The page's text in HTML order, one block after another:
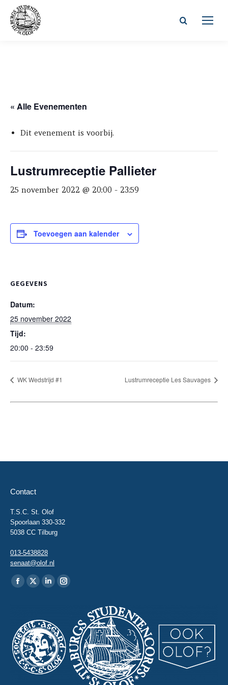
Zoeken:
« Alle Evenementen
Dit evenement is voorbij.
Lustrumreceptie Pallieter
25 november 2022 @ 20:00 - 23:59
Toevoegen aan kalender
GEGEVENS
Datum:
25 november 2022
Tijd:
20:00 - 23:59
WK Wedstrijd #1 Lustrumreceptie Les Sauvages
Contact
T.S.C. St. Olof
Spoorlaan 330-332
5038 CC Tilburg
013-5438828
senaat@olof.nl
Vind ons op:
Facebook
in
new
window
X
in
new
window
Linkedin
in
new
window
Instagram
new
window